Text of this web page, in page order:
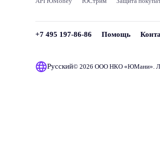
+7 495 197-86-86 Помощь
Русский© 2026 ООО НКО «ЮМани».